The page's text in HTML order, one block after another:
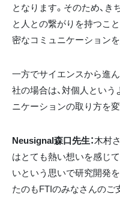
となります。そのため、
と人との繋がりを持つこ
密なコミュニケーション
一方でサイエンスから進
社の場合は、対個人とい
ニケーションの取り方を変
Neusignal森口先生：木村
はとても熱い想いを感じ
いという思いで研究開発
たのもFTIのみなさんのご